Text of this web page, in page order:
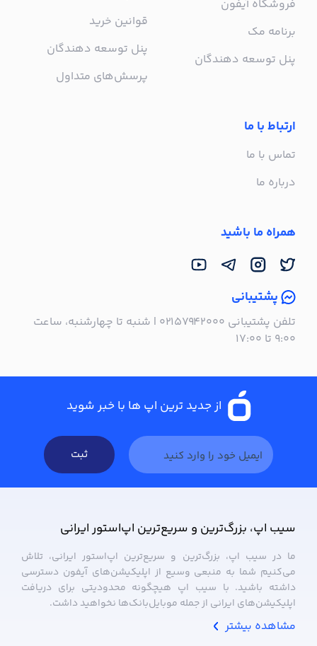
فروشگاه آیفون
برنامه مک
پنل توسعه دهندگان
قوانین خرید
پنل توسعه دهندگان
پرسش‌های متداول
ارتباط با ما
تماس با ما
درباره ما
همراه ما باشید
پشتیبانی
تلفن پشتیبانی ۰۲۱۵۷۹۴۲۰۰۰ | شنبه تا چهارشنبه، ساعت
۹:۰۰ تا ۱۷:۰۰
از جدید ترین اپ ها با خبر شوید
ثبت
سیب ‌اپ، بزرگ‌ترین و سریع‌ترین اپ‌استور ایرانی
ما در سیب ‌اپ، بزرگ‌ترین و سریع‌ترین اپ‌استور ایرانی، تلاش
می‌کنیم شما به منبعی وسیع از اپلیکیشن‌های آیفون دسترسی
داشته باشید. با سیب ‌اپ هیچگونه محدودیتی برای دریافت
اپلیکیشن‌های ایرانی از جمله موبایل‌بانک‌ها نخواهید داشت.
مشاهده بیشتر